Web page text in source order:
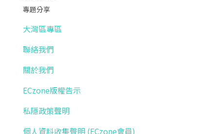
專題分享
大灣區專區
聯絡我們
關於我們
ECzone版權告示
私隱政策聲明
個人資料收集聲明 (ECzone會員)